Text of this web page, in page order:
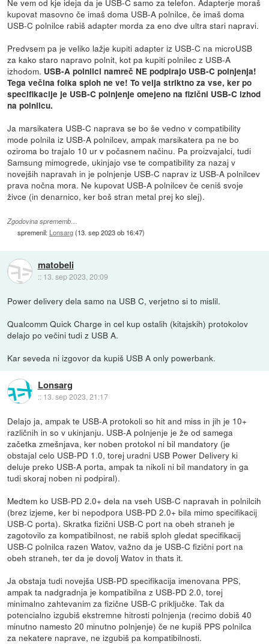
kupovat masovno če imaš doma USB-A polnilce, če imaš doma
USB-C polnilce rabiš adapter morda za eno dve ultra stari napravi.
Predvsem pa je veliko lažje kupiti adapter iz USB-C na microUSB
za kako staro napravo polnit, kot pa kupiti polnilec z USB-A
izhodom. USB-A polnilci namreč NE podpirajo USB-C polnjenja!
Tega večina folka sploh ne ve! To velja striktno za vse, ker po
specifikacije je USB-C polnjenje omejeno na fizični USB-C izhod
na polnilcu.
Ja marsikatera USB-C naprava se bo še vedno v compatibility
mode polnila iz USB-A polnilcev, ampak marsikatera pa ne bo
oziroma bo trajalo 10 ur v počasnem načinu. Pa proizvajalci, tudi
Samsung mimogrede, ukinjajo vse te compatibility za nazaj v
novejših napravah in je polnjenje USB-C naprav iz USB-A polnilcev
prava nočna mora. Ne kupovat USB-A polnilcev če ceniš svoje
živce (in denarnico, ker boš stran metal prej ko slej).
Zgodovina sprememb…
spremenil: Lonsarg(13. sep 2023 ob 16:47)
matobeli
:: 13. sep 2023, 20:09
Power delivery dela samo na USB C, verjetno si to mislil.
Qualcomm Quick Charge in cel kup ostalih (kitajskih) protokolov
delajo po večini tudi z USB A.
Kar seveda ni izgovor da kupiš USB A only powerbank.
Lonsarg
:: 13. sep 2023, 21:17
Delajo ja, ampak te USB-A protokoli so hit and miss in jih je 10+
različnih in so v ukinjanju. USB-A polnjenje je že od samega
začetka zmešnjava, ker noben protokol ni bil mandatory (je
obstajal celo USB-PD 1.0, torej uradni USB Power Delivery ki
deluje preko USB-A porta, ampak ta nikoli ni bil mandatory in ga
tudi skoraj noben ni podpiral).
Medtem ko USB-PD 2.0+ dela na vseh USB-C napravah in polnilcih
(brez izjeme, ker bi nepodpora USB-PD 2.0+ bila mimo specifikacij
USB-C porta). Skratka fizični USB-C port na obeh straneh je
zagotovilo za kompatibilnost, ne rabiš sploh gledat specifikacij
USB-C polnilca razen Watov, važno da je USB-C fizični port na
obeh straneh, ter da je dovolj Watov in thats it.
Ja obstaja tudi novejša USB-PD specifikacija imenovana PPS,
ampak ta nadgradnja je kompatibilna z USB-PD 2.0, torej
minimalno zahtevanim za fizične USB-C priključke. Tak da
potencialno izgubiš ekstremne hitrosti polnjenja (recimo dobiš 40
minutno namesto 20 minutno polnjenje) če ne kupiš PPS polnilca
za nekatere naprave, ne izgubiš pa kompatibilnosti.